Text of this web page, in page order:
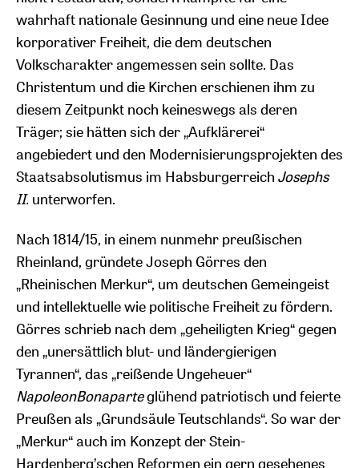
wahrhaft nationale Gesinnung und eine neue Idee
korporativer Freiheit, die dem deutschen
Volkscharakter angemessen sein sollte. Das
Christentum und die Kirchen erschienen ihm zu
diesem Zeitpunkt noch keineswegs als deren
Träger; sie hätten sich der „Aufklärerei“
angebiedert und den Modernisierungsprojekten des
Staatsabsolutismus im Habsburgerreich Josephs
II. unterworfen.
Nach 1814/15, in einem nunmehr preußischen
Rheinland, gründete Joseph Görres den
„Rheinischen Merkur“, um deutschen Gemeingeist
und intellektuelle wie politische Freiheit zu fördern.
Görres schrieb nach dem „geheiligten Krieg“ gegen
den „unersättlich blut- und ländergierigen
Tyrannen“, das „reißende Ungeheuer“
NapoleonBonaparteglühend patriotisch und feierte
Preußen als „Grundsäule Teutschlands“. So war der
„Merkur“ auch im Konzept der Stein-
Hardenberg’schen Reformen ein gern gesehenes